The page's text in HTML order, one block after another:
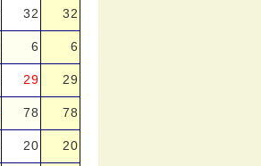
32 32
6 6
29 29
78 78
20 20